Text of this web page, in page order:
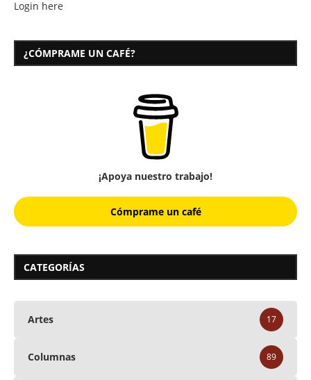
Login here
¿CÓMPRAME UN CAFÉ?
¡Apoya nuestro trabajo!
Cómprame un café
CATEGORÍAS
Artes 17
Columnas 89